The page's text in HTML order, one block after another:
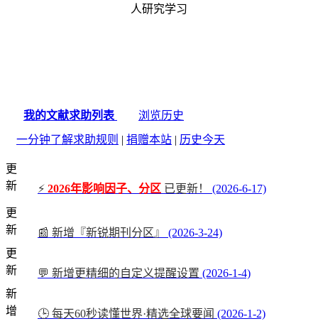
人研究学习
我的文献求助列表
浏览历史
一分钟了解求助规则 | 捐赠本站 | 历史今天
更
新
⚡ 2026年影响因子、分区 已更新！
(2026-6-17)
更
新
📰 新增『新锐期刊分区』
(2026-3-24)
更
新
💬 新增更精细的自定义提醒设置 (2026-1-4)
新
增
🕒 每天60秒读懂世界·精选全球要闻 (2026-1-2)